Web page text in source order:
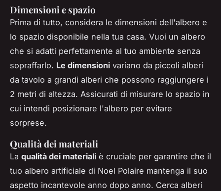
Dimensioni e spazio
Prima di tutto, considera le dimensioni dell'albero e
lo spazio disponibile nella tua casa. Vuoi un albero
che si adatti perfettamente al tuo ambiente senza
sopraffarlo. Le dimensioni variano da piccoli alberi
da tavolo a grandi alberi che possono raggiungere i
2 metri di altezza. Assicurati di misurare lo spazio in
cui intendi posizionare l'albero per evitare
sorprese.
Qualità dei materiali
La qualità dei materiali è cruciale per garantire che il
tuo albero artificiale di Noel Polaire mantenga il suo
aspetto incantevole anno dopo anno. Cerca alberi